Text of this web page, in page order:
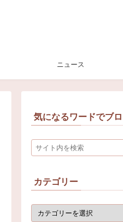
ニュース
気になるワードでブ
カテゴリー